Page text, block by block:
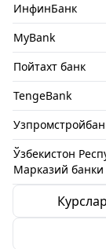
ИнфинБанк
MyBank
Пойтахт банк
TengeBank
Ўзбекистон
Марказий банки